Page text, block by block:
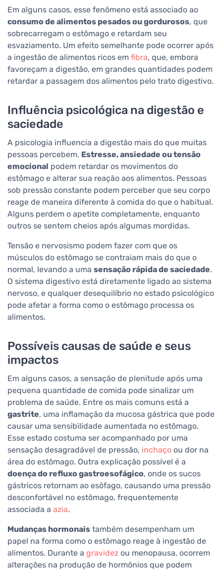
Em alguns casos, esse fenômeno está associado ao
consumo de alimentos pesados ou gordurosos, que
sobrecarregam o estômago e retardam seu
esvaziamento. Um efeito semelhante pode ocorrer após
a ingestão de alimentos ricos em fibra, que, embora
favoreçam a digestão, em grandes quantidades podem
retardar a passagem dos alimentos pelo trato digestivo.
Influência psicológica na digestão e
saciedade
A psicologia influencia a digestão mais do que muitas
pessoas percebem. Estresse, ansiedade ou tensão
emocional podem retardar os movimentos do
estômago e alterar sua reação aos alimentos. Pessoas
sob pressão constante podem perceber que seu corpo
reage de maneira diferente à comida do que o habitual.
Alguns perdem o apetite completamente, enquanto
outros se sentem cheios após algumas mordidas.
Tensão e nervosismo podem fazer com que os
músculos do estômago se contraiam mais do que o
normal, levando a uma sensação rápida de saciedade.
O sistema digestivo está diretamente ligado ao sistema
nervoso, e qualquer desequilíbrio no estado psicológico
pode afetar a forma como o estômago processa os
alimentos.
Possíveis causas de saúde e seus
impactos
Em alguns casos, a sensação de plenitude após uma
pequena quantidade de comida pode sinalizar um
problema de saúde. Entre os mais comuns está a
gastrite, uma inflamação da mucosa gástrica que pode
causar uma sensibilidade aumentada no estômago.
Esse estado costuma ser acompanhado por uma
sensação desagradável de pressão, inchaço ou dor na
área do estômago. Outra explicação possível é a
doença do refluxo gastroesofágico, onde os sucos
gástricos retornam ao esôfago, causando uma pressão
desconfortável no estômago, frequentemente
associada a azia.
Mudanças hormonais também desempenham um
papel na forma como o estômago reage à ingestão de
alimentos. Durante a gravidez ou menopausa, ocorrem
alterações na produção de hormônios que podem